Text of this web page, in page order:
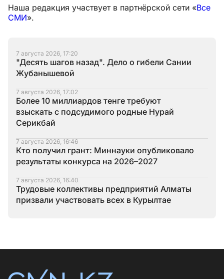
Наша редакция участвует в партнёрской сети «Все
СМИ».
7 августа 2026, 17:20
"Десять шагов назад". Дело о гибели Сании
Жубанышевой
7 августа 2026, 17:02
Более 10 миллиардов тенге требуют
взыскать с подсудимого родные Нурай
Серикбай
7 августа 2026, 16:46
Кто получил грант: Миннауки опубликовало
результаты конкурса на 2026–2027
7 августа 2026, 16:40
Трудовые коллективы предприятий Алматы
призвали участвовать всех в Курылтае